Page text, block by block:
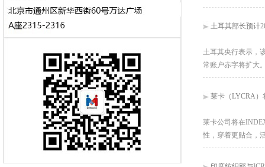
土耳其部长预计
土耳其央行表示，
常账户赤字将扩大
莱卡（LYCRA
莱卡公司将在
性，穿着更贴合，